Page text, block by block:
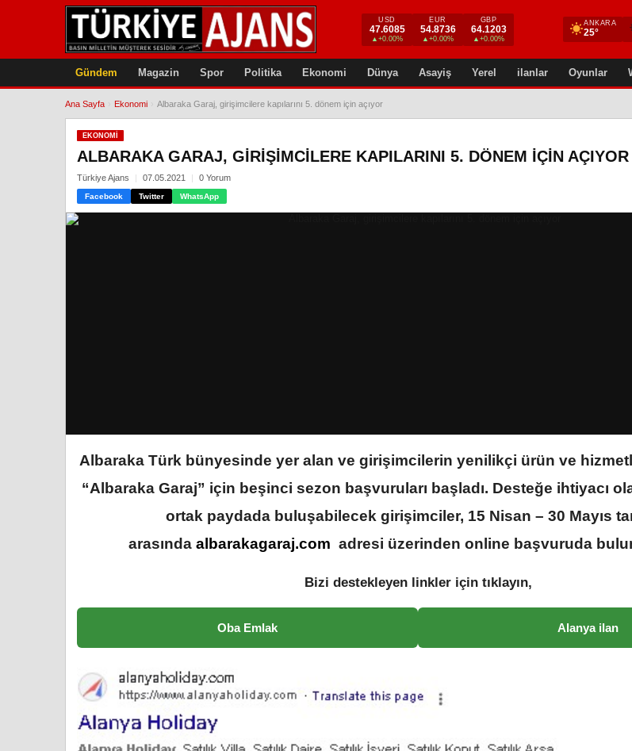
USD
47.6085
▲+0.00%
EUR
54.8736
▲+0.00%
GBP
64.1203
▲+0.00%
ANKARA
25°
Gündem Magazin Spor Politika Ekonomi Dünya Asayiş Yerel ilanlar Oyunlar
Ana Sayfa Ekonomi Albaraka Garaj, girişimcilere kapılarını 5. dönem için açıyor
EKONOMI
ALBARAKA GARAJ, GIRIŞIMCILERE KAPILARINI 5. DÖNEM IÇIN AÇIYOR
Türkiye Ajans 07.05.2021 0 Yorum
Facebook Twitter WhatsApp
Albaraka Türk bünyesinde yer alan ve girişimcilerin yenilikçi ürün ve
“Albaraka Garaj” için beşinci sezon başvuruları başladı. Desteğe ihtiyacı
ortak paydada buluşabilecek girişimciler, 15 Nisan – 30 Mayıs
arasında albarakagaraj.com adresi üzerinden online başvuruda
Bizi destekleyen linkler için tıklayın,
Oba Emlak Alanya ilan